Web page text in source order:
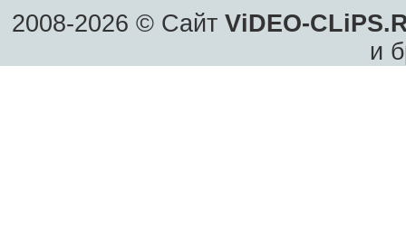
2008-2026 © Сайт ViDEO-
и